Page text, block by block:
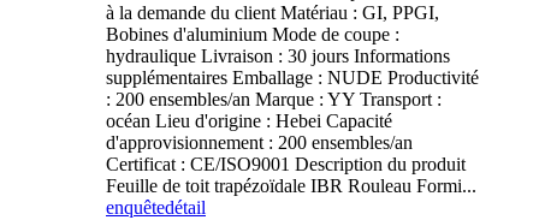
à la demande du client Matériau : GI, PPGI,
Bobines d'aluminium Mode de coupe :
hydraulique Livraison : 30 jours Informations
supplémentaires Emballage : NUDE Productivité
: 200 ensembles/an Marque : YY Transport :
océan Lieu d'origine : Hebei Capacité
d'approvisionnement : 200 ensembles/an
Certificat : CE/ISO9001 Description du produit
Feuille de toit trapézoïdale IBR Rouleau Formi...
enquêtedétail